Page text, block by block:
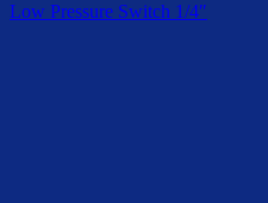
Low Pressure Switch 1/4″